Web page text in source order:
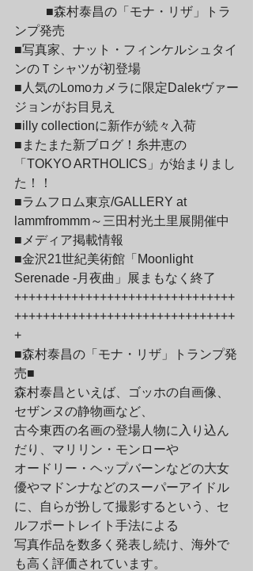
ンプ発売
■写真家、ナット・フィンケルシュタイ
ンのＴシャツが初登場
■人気のLomoカメラに限定Dalekヴァー
ジョンがお目見え
■illy collectionに新作が続々入荷
■またまた新ブログ！糸井恵の
「TOKYO ARTHOLICS」が始まりまし
た！！
■ラムフロム東京/GALLERY at
lammfrommm～三田村光土里展開催中
■メディア掲載情報
■金沢21世紀美術館「Moonlight
Serenade -月夜曲」展まもなく終了
+++++++++++++++++++++++++++++++
+++++++++++++++++++++++++++++++
+
■森村泰昌の「モナ・リザ」トランプ発
売■
森村泰昌といえば、ゴッホの自画像、
セザンヌの静物画など、
古今東西の名画の登場人物に入り込ん
だり、マリリン・モンローや
オードリー・ヘップバーンなどの大女
優やマドンナなどのスーパーアイドル
に、自らが扮して撮影するという、セ
ルフポートレイト手法による
写真作品を数多く発表し続け、海外で
も高く評価されています。